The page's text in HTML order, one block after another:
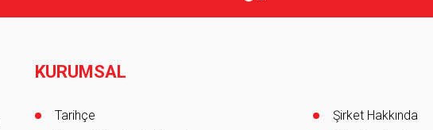
Footer
KURUMSAL
Tarihçe
Şirket Hakkında